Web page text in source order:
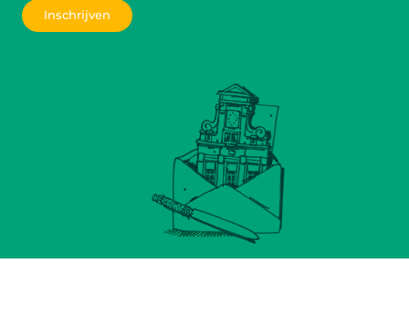
Inschrijven